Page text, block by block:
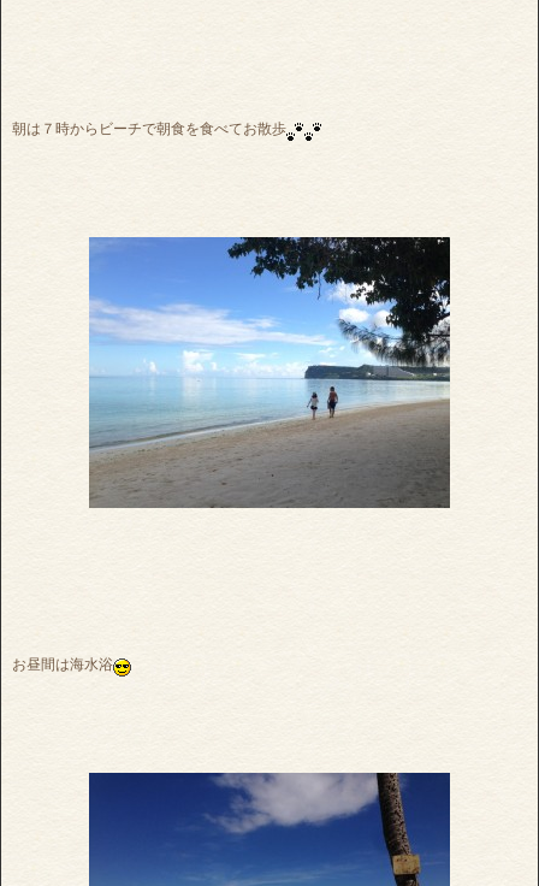
朝は７時からビーチで朝食を食べてお散歩
お昼間は海水浴